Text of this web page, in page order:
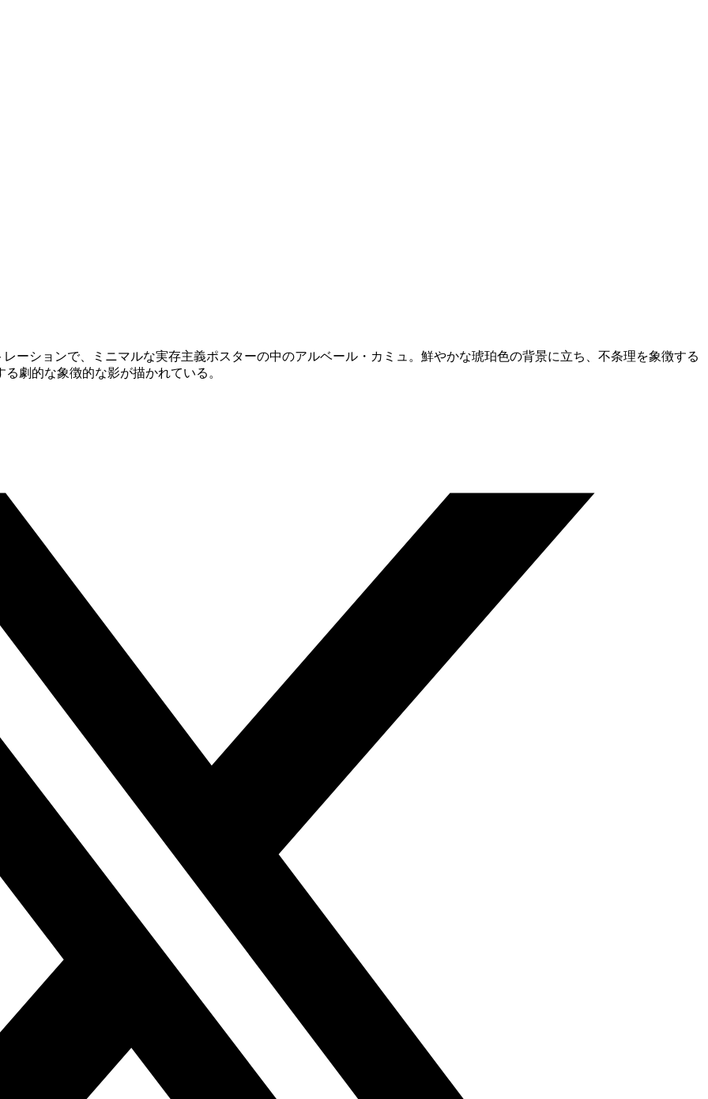
ーションで、ミニマルな実存主義ポスターの中のアルベール・カミュ。鮮やかな琥珀色の背景に立ち、不条理を象徴する
劇的な象徴的な影が描かれている。